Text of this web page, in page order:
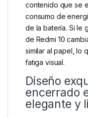
contenido que se
consumo de
de la batería. Si le
de Redmi 10
similar al papel, lo
fatiga visual.
Diseño
encerrado
elegante y